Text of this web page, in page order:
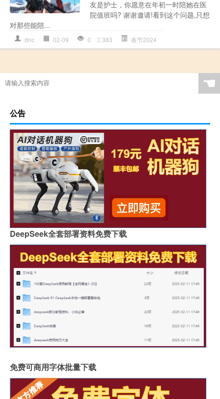
友是护士，你愿意在年初一时陪她在医
院值班吗? 谢谢邀请!看到这个问题,只想
对那些能陪...
dnc 02-09 0 383 春节2024
☚
公告
DeepSeek全套部署资料免费下载
免费可商用字体批量下载